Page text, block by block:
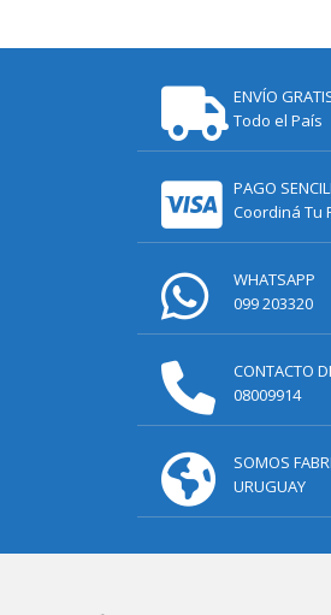
ENVÍO
Todo el País
PAGO
Coordiná Tu
WHATSAPP
099 203320
CONTACTO
08009914
SOMOS
URUGUAY